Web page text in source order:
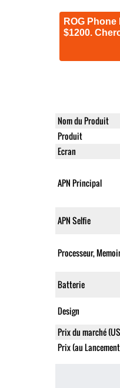
ROG Phone
$1200.
Nom du Produit
Produit
Ecran
APN Principal
APN Selfie
Processeur,
Batterie
Design
Prix du marché
Prix (au